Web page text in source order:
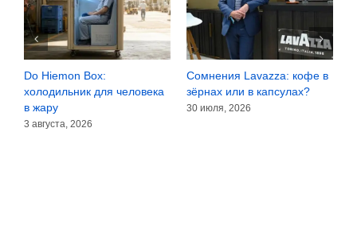
Do Hiemon Box:
холодильник для человека
в жару
3 августа, 2026
Сомнения Lavazza: кофе в
зёрнах или в капсулах?
30 июля, 2026